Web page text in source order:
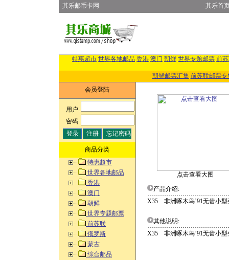
其乐邮币卡网 其乐首
特惠超市 世界各地邮品 香港 澳门 朝鲜 世界专题邮票 前
朝鲜邮票汇集 前苏联邮票专
会员登陆
用户:
密码:
商品分类
特惠超市
世界各地邮品
香港
澳门
朝鲜
世界专题邮票
前苏联
俄罗斯
蒙古
综合邮品
点击查看大图
产品介绍:
X35 非洲啄木鸟’91无齿小
其他说明:
X35 非洲啄木鸟’91无齿小